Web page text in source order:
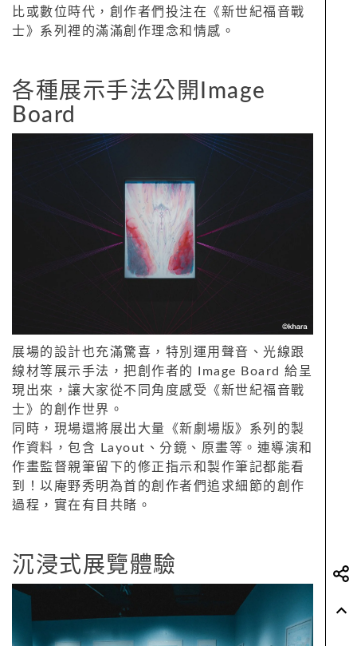
比或數位時代，創作者們投注在《新世紀福音戰
士》系列裡的滿滿創作理念和情感。
各種展示手法公開Image
Board
展場的設計也充滿驚喜，特別運用聲音、光線跟
線材等展示手法，把創作者的 Image Board 給呈
現出來，讓大家從不同角度感受《新世紀福音戰
士》的創作世界。
同時，現場還將展出大量《新劇場版》系列的製
作資料，包含 Layout、分鏡、原畫等。連導演和
作畫監督親筆留下的修正指示和製作筆記都能看
到！以庵野秀明為首的創作者們追求細節的創作
過程，實在有目共睹。
沉浸式展覽體驗